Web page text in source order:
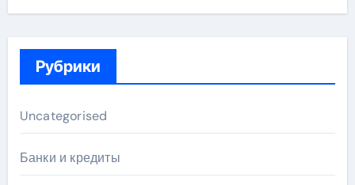
Рубрики
Uncategorised
Банки и кредиты